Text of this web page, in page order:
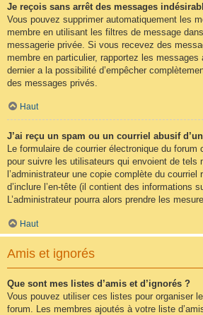
Je reçois sans arrêt des messages
Vous pouvez supprimer automatiquement les
membre en utilisant les filtres de message
messagerie privée. Si vous recevez des
membre en particulier, rapportez les messages
dernier a la possibilité d’empêcher
des messages privés.
Haut
J’ai reçu un spam ou un courriel abusif
Le formulaire de courrier électronique du forum
pour suivre les utilisateurs qui envoient de tels
l’administrateur une copie complète du
d’inclure l’en-tête (il contient des informations
L’administrateur pourra alors prendre les
Haut
Amis et ignorés
Que sont mes listes d’amis et d’ignorés ?
Vous pouvez utiliser ces listes pour organiser
forum. Les membres ajoutés à votre liste